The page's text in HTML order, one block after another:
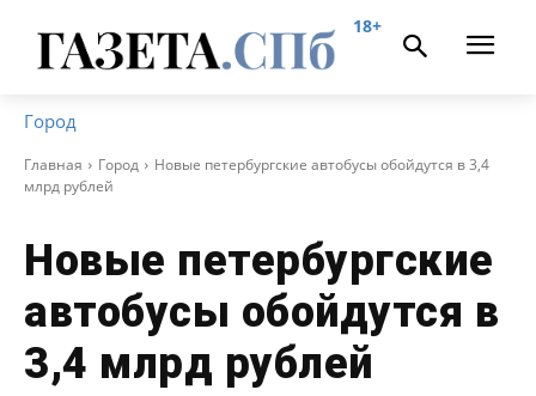
18+
Город
Главная Город
Новые петербургские автобусы обойдутся в 3,4
млрд рублей
Новые петербургские
автобусы обойдутся в
3,4 млрд рублей